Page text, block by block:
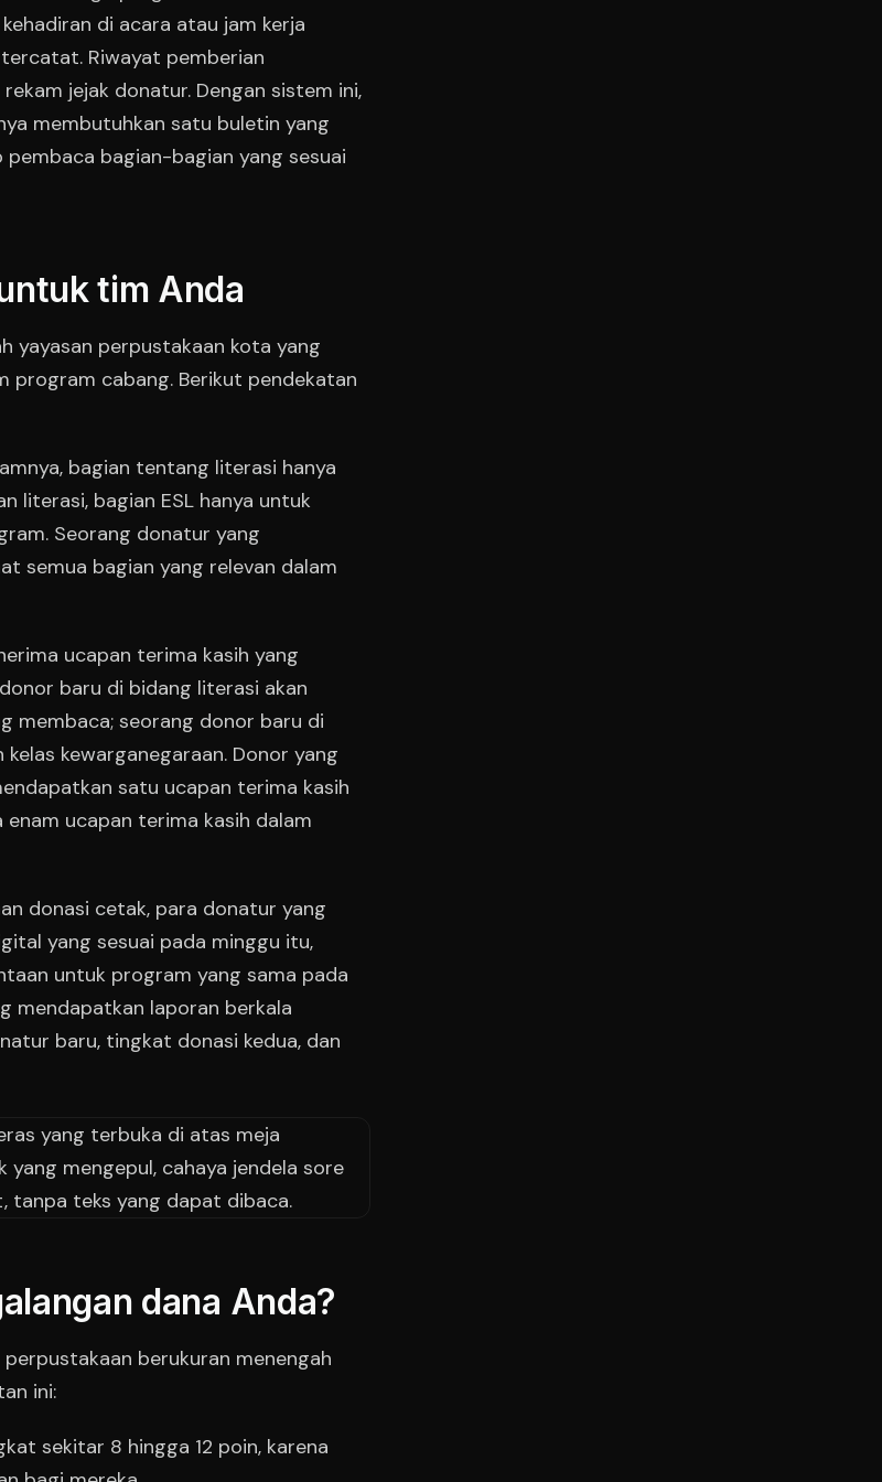
di acara atau jam kerja
Riwayat pemberian
jejak donatur. Dengan sistem ini,
membutuhkan satu buletin yang
bagian-bagian yang sesuai
tim Anda
yayasan perpustakaan kota yang
program cabang. Berikut pendekatan
bagian tentang literasi hanya
literasi, bagian ESL hanya untuk
Seorang donatur yang
semua bagian yang relevan dalam
ucapan terima kasih yang
baru di bidang literasi akan
membaca; seorang donor baru di
kewarganegaraan. Donor yang
satu ucapan terima kasih
ucapan terima kasih dalam
donasi cetak, para donatur yang
yang sesuai pada minggu itu,
untuk program yang sama pada
mendapatkan laporan berkala
baru, tingkat donasi kedua, dan
dana Anda?
berukuran menengah
ini:
sekitar 8 hingga 12 poin, karena